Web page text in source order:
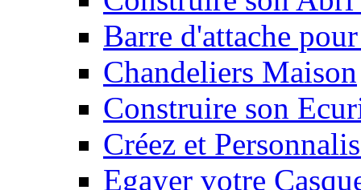
Barre d'attache
Chandeliers Maison
Construire son
Créez et
Egayer votre